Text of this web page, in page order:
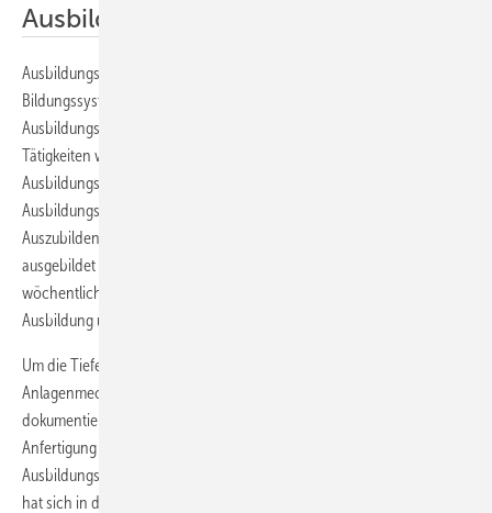
Ausbildung
Ausbildungsnachweise und Fachberichte haben sich im dualen
Bildungssystem als unerlässliche Stütze bewährt. Der
Ausbildungsnachweis gibt die praktischen bzw. theoretischen
Tätigkeiten wieder, die der bzw. die Auszubildende in einer
Ausbildungswoche ausgeführt hat. Ein wahrheitsgemäß geführter
Ausbildungsnachweis dient dem Ausbilder, aber vor allem dem
Auszubildenden dazu, zu dokumentieren, wann in welchen Bereichen
ausgebildet wurde. Deshalb ist die Führung eines solchen,
wöchentlich zu führenden Nachweises Pflichtbestandteil der
Ausbildung und Zulassungsvoraussetzung zur Gesellenprüfung.
Um die Tiefe der vermittelten Ausbildungs­inhalte zum
Anlagenmechaniker für Sani­tär-, Heizungs- und Klimatechnik zu
dokumentieren, soll der Ausbilder von dem Auszubildenden die
Anfertigung eines Fachberichts verlangen. Dies trägt auch der
Ausbildungsverordnung Rechnung. Die Erstellung von Fachberichten
hat sich in der Praxis als didaktisch wertvolles Instrument erwiesen